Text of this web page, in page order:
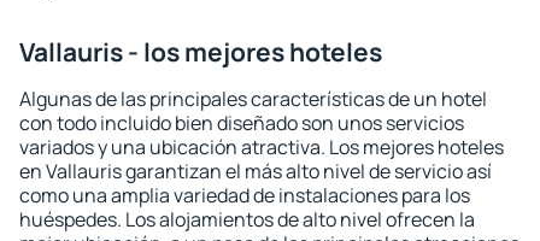
Vallauris - los mejores hoteles
Algunas de las principales características de un hotel
con todo incluido bien diseñado son unos servicios
variados y una ubicación atractiva. Los mejores hoteles
en Vallauris garantizan el más alto nivel de servicio así
como una amplia variedad de instalaciones para los
huéspedes. Los alojamientos de alto nivel ofrecen la